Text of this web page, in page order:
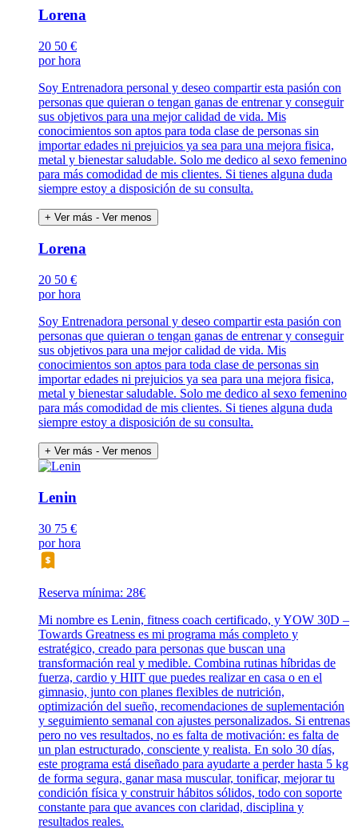
Lorena
20 50 €
por hora
Soy Entrenadora personal y deseo compartir esta pasión con
personas que quieran o tengan ganas de entrenar y conseguir
sus objetivos para una mejor calidad de vida. Mis
conocimientos son aptos para toda clase de personas sin
importar edades ni prejuicios ya sea para una mejora fisica,
metal y bienestar saludable. Solo me dedico al sexo femenino
para más comodidad de mis clientes. Si tienes alguna duda
siempre estoy a disposición de su consulta.
+ Ver más - Ver menos
Lorena
20 50 €
por hora
Soy Entrenadora personal y deseo compartir esta pasión con
personas que quieran o tengan ganas de entrenar y conseguir
sus objetivos para una mejor calidad de vida. Mis
conocimientos son aptos para toda clase de personas sin
importar edades ni prejuicios ya sea para una mejora fisica,
metal y bienestar saludable. Solo me dedico al sexo femenino
para más comodidad de mis clientes. Si tienes alguna duda
siempre estoy a disposición de su consulta.
+ Ver más - Ver menos
Lenin
30 75 €
por hora
Reserva mínima: 28€
Mi nombre es Lenin, fitness coach certificado, y YOW 30D –
Towards Greatness es mi programa más completo y
estratégico, creado para personas que buscan una
transformación real y medible. Combina rutinas híbridas de
fuerza, cardio y HIIT que puedes realizar en casa o en el
gimnasio, junto con planes flexibles de nutrición,
optimización del sueño, recomendaciones de suplementación
y seguimiento semanal con ajustes personalizados. Si entrenas
pero no ves resultados, no es falta de motivación: es falta de
un plan estructurado, consciente y realista. En solo 30 días,
este programa está diseñado para ayudarte a perder hasta 5 kg
de forma segura, ganar masa muscular, tonificar, mejorar tu
condición física y construir hábitos sólidos, todo con soporte
constante para que avances con claridad, disciplina y
resultados reales.